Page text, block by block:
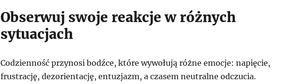
Obserwuj swoje reakcje w różnych
sytuacjach
Codzienność przynosi bodźce, które wywołują różne emocje: napięcie,
frustrację, dezorientację, entuzjazm, a czasem neutralne odczucia.